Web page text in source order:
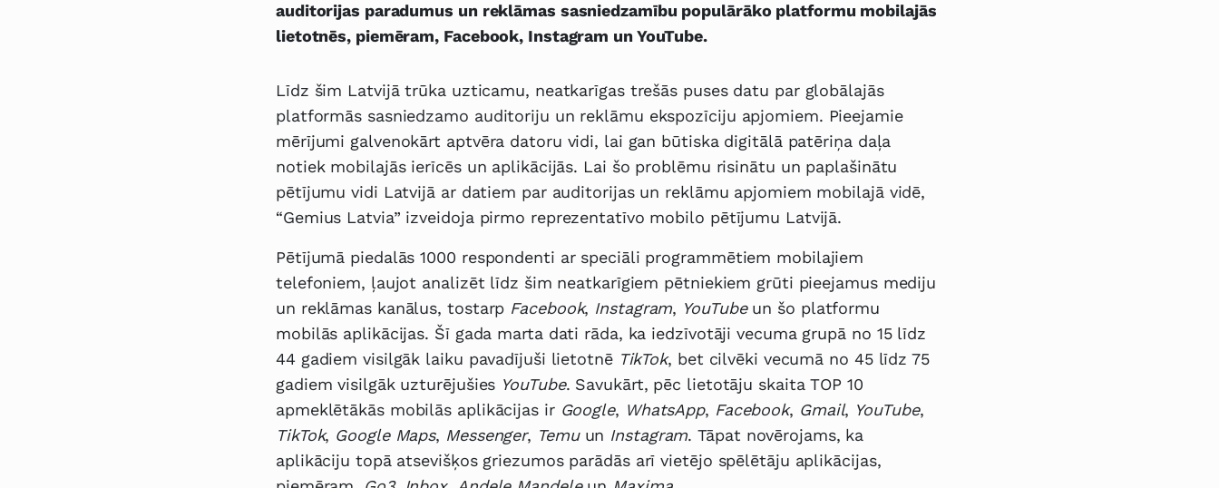
auditorijas paradumus un reklāmas sasniedzamību populārāko platformu mobilajās
lietotnēs, piemēram, Facebook, Instagram un YouTube.
Līdz šim Latvijā trūka uzticamu, neatkarīgas trešās puses datu par globālajās
platformās sasniedzamo auditoriju un reklāmu ekspozīciju apjomiem. Pieejamie
mērījumi galvenokārt aptvēra datoru vidi, lai gan būtiska digitālā patēriņa daļa
notiek mobilajās ierīcēs un aplikācijās. Lai šo problēmu risinātu un paplašinātu
pētījumu vidi Latvijā ar datiem par auditorijas un reklāmu apjomiem mobilajā vidē,
“Gemius Latvia” izveidoja pirmo reprezentatīvo mobilo pētījumu Latvijā.
Pētījumā piedalās 1000 respondenti ar speciāli programmētiem mobilajiem
telefoniem, ļaujot analizēt līdz šim neatkarīgiem pētniekiem grūti pieejamus mediju
un reklāmas kanālus, tostarp Facebook, Instagram, YouTubeun šo platformu
mobilās aplikācijas. Šī gada marta dati rāda, ka iedzīvotāji vecuma grupā no 15 līdz
44 gadiem visilgāk laiku pavadījuši lietotnē TikTok, bet cilvēki vecumā no 45 līdz 75
gadiem visilgāk uzturējušies YouTube. Savukārt, pēc lietotāju skaita TOP 10
apmeklētākās mobilās aplikācijas ir Google, WhatsApp, Facebook, Gmail, YouTube,
TikTok, Google Maps, Messenger, Temuun Instagram. Tāpat novērojams, ka
aplikāciju topā atsevišķos griezumos parādās arī vietējo spēlētāju aplikācijas,